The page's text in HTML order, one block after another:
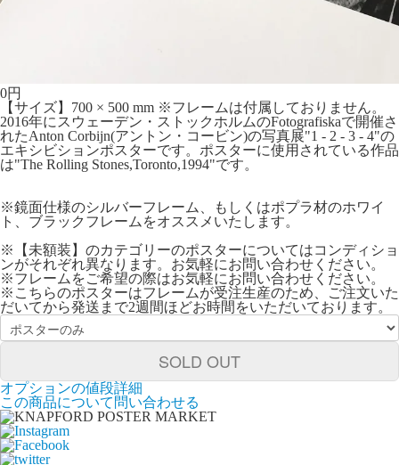
0円
【サイズ】700 × 500 mm ※フレームは付属しておりません。
2016年にスウェーデン・ストックホルムのFotografiskaで開催さ
れたAnton Corbijn(アントン・コービン)の写真展"1 - 2 - 3 - 4"の
エキシビションポスターです。ポスターに使用されている作品
は"The Rolling Stones,Toronto,1994"です。
※鏡面仕様のシルバーフレーム、もしくはポプラ材のホワイ
ト、ブラックフレームをオススメいたします。
※【未額装】のカテゴリーのポスターについてはコンディショ
ンがそれぞれ異なります。お気軽にお問い合わせください。
※フレームをご希望の際はお気軽にお問い合わせください。
※こちらのポスターはフレームが受注生産のため、ご注文いた
だいてから発送まで2週間ほどお時間をいただいております。
SOLD OUT
オプションの値段詳細
この商品について問い合わせる